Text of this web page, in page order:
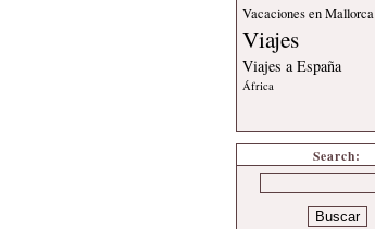
Vacaciones en Mallorca
Viajes
Viajes a España
África
Search: